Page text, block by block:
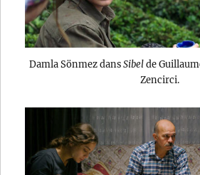
Damla Sönmez dansSibelde
Zencirci.